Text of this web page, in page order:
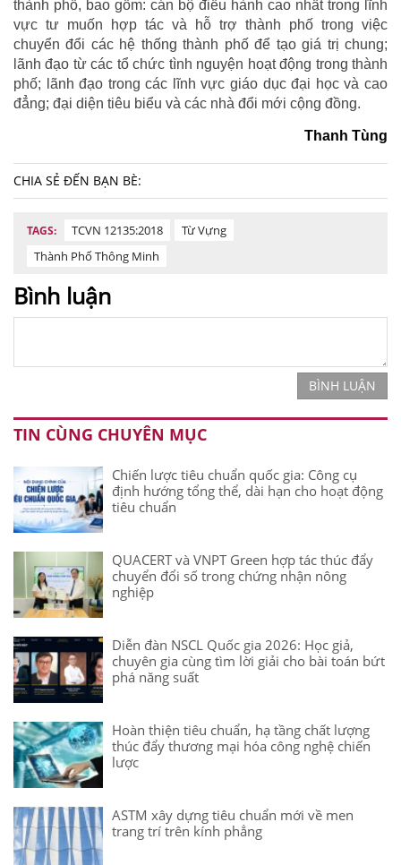
thành phố, bao gồm: cán bộ điều hành cao nhất trong lĩnh
vực tư muốn hợp tác và hỗ trợ thành phố trong việc
chuyển đổi các hệ thống thành phố để tạo giá trị chung;
lãnh đạo từ các tổ chức tình nguyện hoạt động trong thành
phố; lãnh đạo trong các lĩnh vực giáo dục đại học và cao
đẳng; đại diện tiêu biểu và các nhà đổi mới cộng đồng.
Thanh Tùng
CHIA SẺ ĐẾN BẠN BÈ:
TAGS: TCVN 12135:2018
Từ Vựng
Thành Phố Thông Minh
Bình luận
BÌNH LUẬN
TIN CÙNG CHUYÊN MỤC
Chiến lược tiêu chuẩn quốc gia: Công cụ
định hướng tổng thể, dài hạn cho hoạt động
tiêu chuẩn
QUACERT và VNPT Green hợp tác thúc đẩy
chuyển đổi số trong chứng nhận nông
nghiệp
Diễn đàn NSCL Quốc gia 2026: Học giả,
chuyên gia cùng tìm lời giải cho bài toán bứt
phá năng suất
Hoàn thiện tiêu chuẩn, hạ tầng chất lượng
thúc đẩy thương mại hóa công nghệ chiến
lược
ASTM xây dựng tiêu chuẩn mới về men
trang trí trên kính phẳng